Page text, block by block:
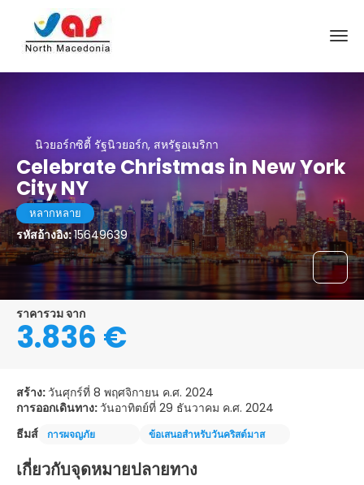
นิวยอร์กซิตี้ รัฐนิวยอร์ก, สหรัฐอเมริกา
Celebrate Christmas in New York
City NY
หลากหลาย
รหัสอ้างอิง:15649639
ราคารวม จาก
3.836 €
สร้าง: วันศุกร์ที่ 8 พฤศจิกายน ค.ศ. 2024
การออกเดินทาง: วันอาทิตย์ที่ 29 ธันวาคม ค.ศ. 2024
ธีมส์
การผจญภัย ข้อเสนอสำหรับวันคริสต์มาส
เกี่ยวกับจุดหมายปลายทาง